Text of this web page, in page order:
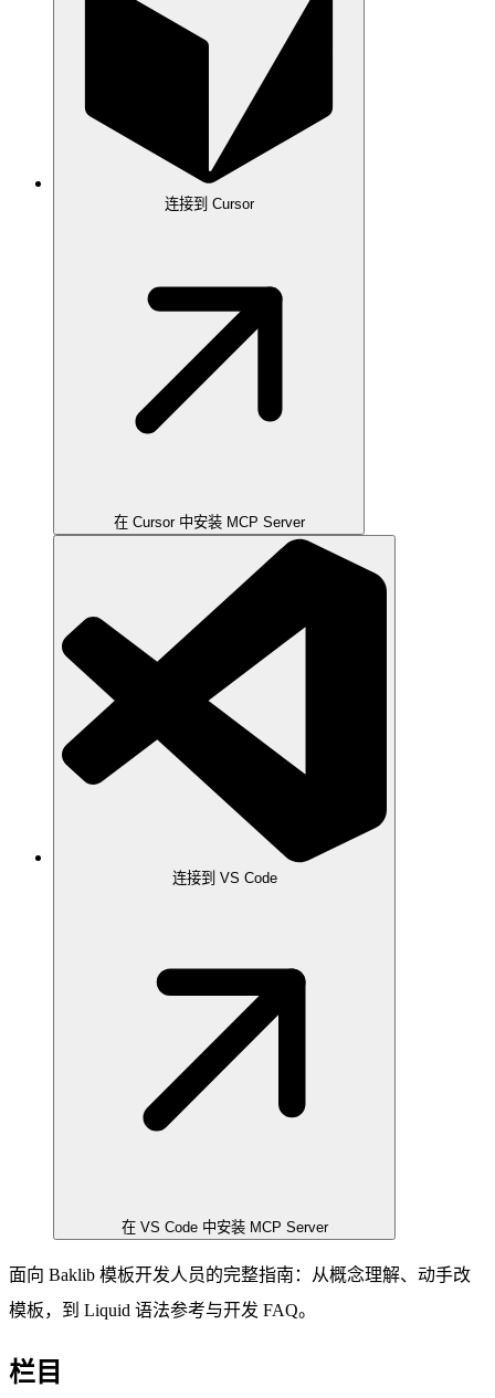
连接到 Cursor
在 Cursor 中安装 MCP Server
连接到 VS Code
在 VS Code 中安装 MCP Server
面向 Baklib 模板开发人员的完整指南：从概念理解、动手改
模板，到 Liquid 语法参考与开发 FAQ。
栏目